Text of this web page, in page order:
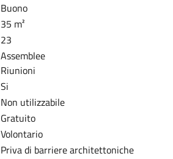
Buono
35 m²
23
Assemblee
Riunioni
Si
Non utilizzabile
Gratuito
Volontario
Priva di barriere architettoniche